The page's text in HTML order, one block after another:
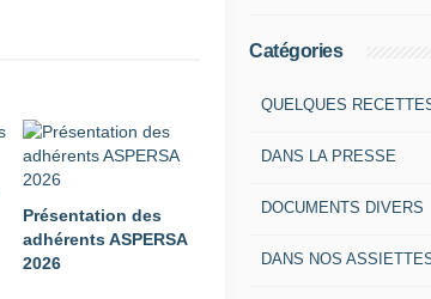
Présentation des
adhérents ASPERSA
2026
Catégories
QUELQUES
DANS LA PRESSE
DOCUMENTS DIVERS
DANS NOS